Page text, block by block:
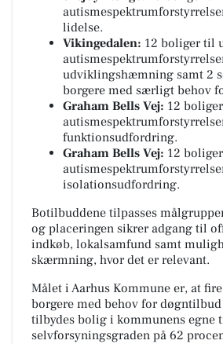
lidelse.
Vikingedalen: 12 boliger til
udviklingshæmning samt 2
borgere med særligt behov
Graham Bells Vej: 12
funktionsudfordring.
Graham Bells Vej: 12
isolationsudfordring.
Botilbuddene tilpasses
og placeringen sikrer adgang til
indkøb, lokalsamfund samt
skærmning, hvor det er relevant.
Målet i Aarhus Kommune er, at
borgere med behov for
tilbydes bolig i kommunens egne
selvforsyningsgraden på 62